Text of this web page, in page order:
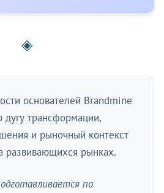
◈
основателей Brandmine
трансформации,
и рыночный контекст
развивающихся рынках.
по